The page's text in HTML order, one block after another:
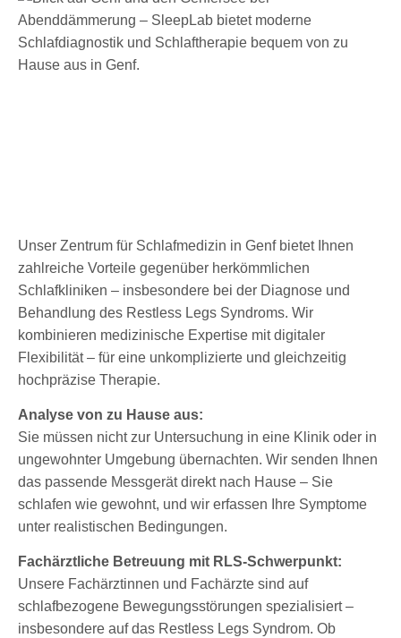
Unser Zentrum für Schlafmedizin in Genf bietet Ihnen
zahlreiche Vorteile gegenüber herkömmlichen
Schlafkliniken – insbesondere bei der Diagnose und
Behandlung des Restless Legs Syndroms. Wir
kombinieren medizinische Expertise mit digitaler
Flexibilität – für eine unkomplizierte und gleichzeitig
hochpräzise Therapie.
Analyse von zu Hause aus:
Sie müssen nicht zur Untersuchung in eine Klinik oder in
ungewohnter Umgebung übernachten. Wir senden Ihnen
das passende Messgerät direkt nach Hause – Sie
schlafen wie gewohnt, und wir erfassen Ihre Symptome
unter realistischen Bedingungen.
Fachärztliche Betreuung mit RLS-Schwerpunkt:
Unsere Fachärztinnen und Fachärzte sind auf
schlafbezogene Bewegungsstörungen spezialisiert –
insbesondere auf das Restless Legs Syndrom. Ob